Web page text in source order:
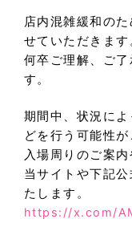
店内混雑緩和の
せていただきます
何卒ご理解、ご
す。
期間中、状況に
どを行う可能性が
入場周りのご案
当サイトや下記
たします。
https://x.com/